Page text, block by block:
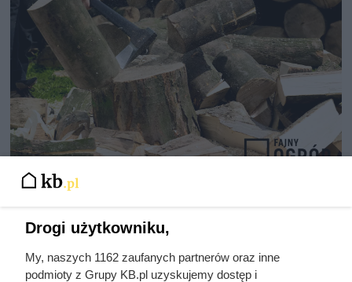
Ten gatunek drewna daje
go kupują. Prawdziwy król
kaloryczności
Drogi użytkowniku,
My, naszych 1162 zaufanych partnerów oraz inne
podmioty z Grupy KB.pl uzyskujemy dostęp i